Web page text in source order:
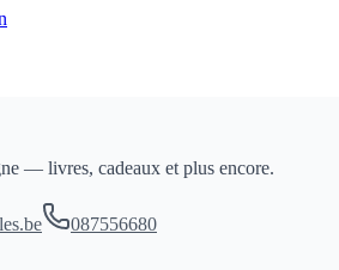
— livres, cadeaux et plus encore.
087556680